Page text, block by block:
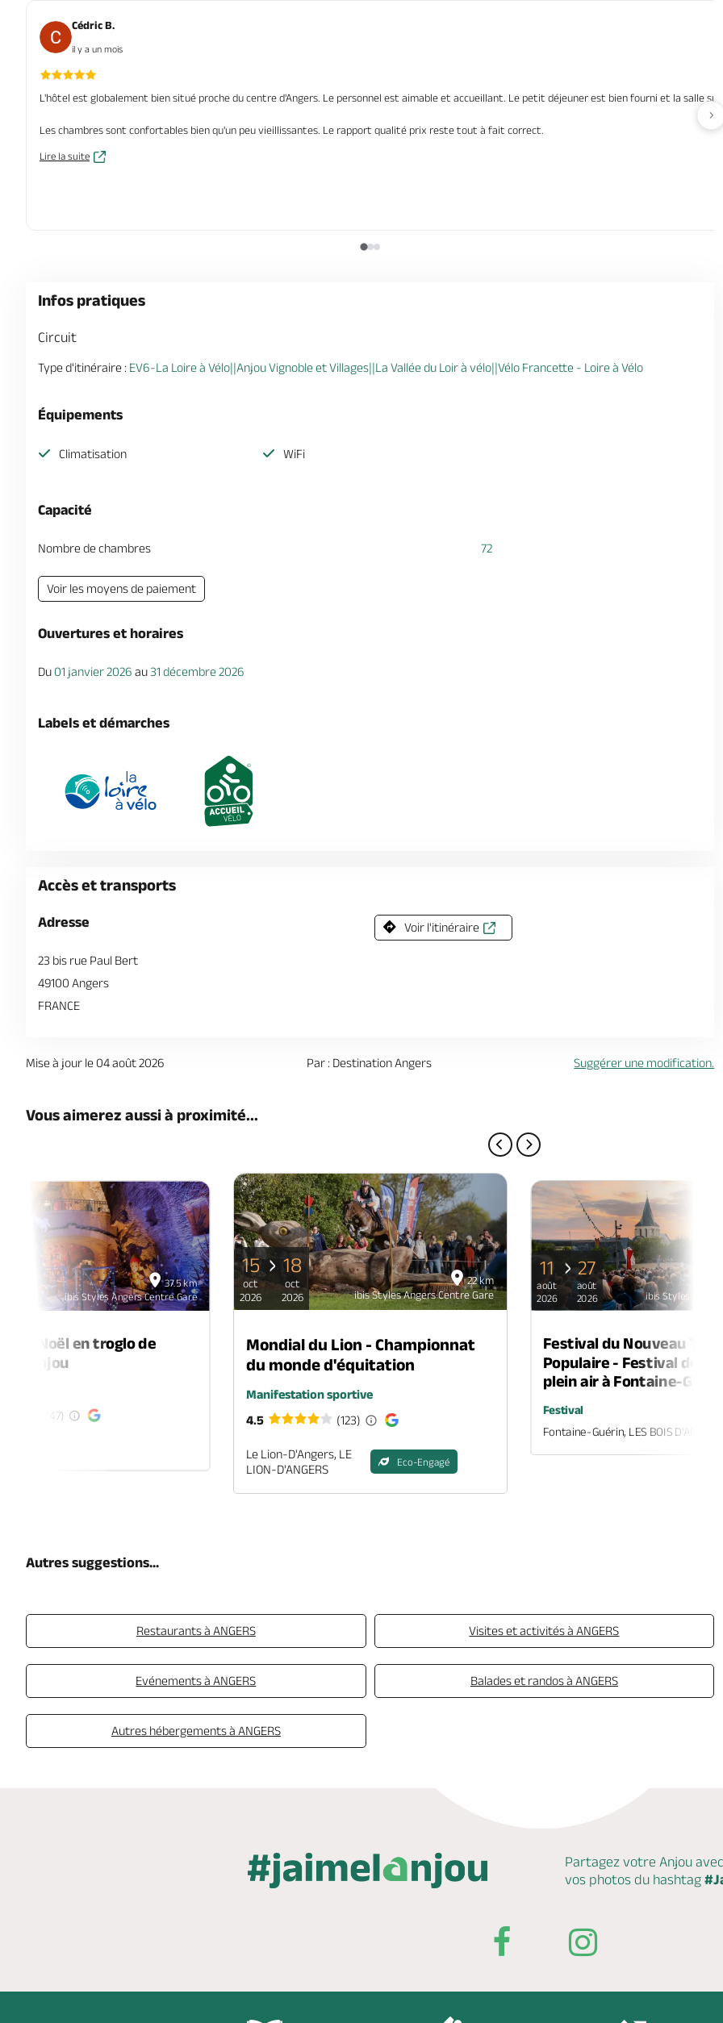
Cédric B.
il y a un mois
L'hôtel est globalement bien situé proche du centre d'Angers. Le personnel est aimable et accueillant. Le petit déjeuner est bien fourni et la salle
Les chambres sont confortables bien qu'un peu vieillissantes. Le rapport qualité prix reste tout à fait correct.
Lire la suite
Infos pratiques
Circuit
Type d'itinéraire : EV6-La Loire à Vélo||Anjou Vignoble et Villages||La Vallée du Loir à vélo||Vélo Francette - Loire à Vélo
Équipements
Climatisation WiFi
Capacité
Nombre de chambres 72
Voir les moyens de paiement
Ouvertures et horaires
Du 01 janvier 2026 au31 décembre 2026
Labels et démarches
Accès et transports
Adresse
23 bis rue Paul Bert
49100 Angers
FRANCE
Voir l'itinéraire
Mise à jour le 04 août 2026 Par : Destination Angers Suggérer une modification.
Vous aimerez aussi à proximité...
37.5 km
ibis Styles Angers Centre Gare
de Noël en troglo de
en-Anjou
(47)
22 km
ibis Styles Angers Centre Gare
15
oct
2026
18
oct
2026
Mondial du Lion - Championnat
du monde d'équitation
Manifestation sportive
4.5
(123)
Le Lion-D'Angers, LE
LION-D'ANGERS
Eco-Engagé
ibis Styles Angers
11
août
2026
27
août
2026
Festival du Nouveau
Populaire - Festival de
plein air à Fontaine-Guérin
Festival
Fontaine-Guérin, LES BOIS D'ANJOU
Autres suggestions...
Restaurants à ANGERS Visites et activités à ANGERS
Evénements à ANGERS Balades et randos à ANGERS
Autres hébergements à ANGERS
Partagez votre Anjou
vos photos du hashtag